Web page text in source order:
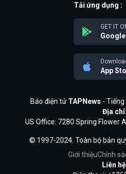
Tải ứng dụng :
GET IT
App
Báo điện tử TAPNews -
Địa chỉ:
US Office: 7280 Spring Flower
© 1997-2024. Toàn bộ bản
Giới thiệuChính
Liên